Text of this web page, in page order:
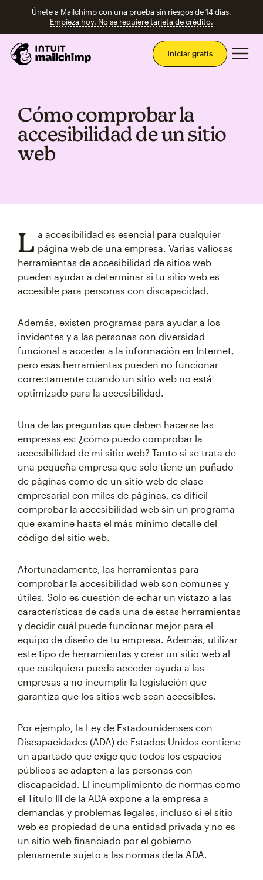
Únete a Mailchimp con una prueba sin riesgos de 14 días.
Empieza hoy. No se requiere tarjeta de crédito.
Iniciar gratis
Cómo comprobar la
accesibilidad de un sitio
web
L a accesibilidad es esencial para cualquier
página web de una empresa. Varias valiosas
herramientas de accesibilidad de sitios web
pueden ayudar a determinar si tu sitio web es
accesible para personas con discapacidad.
Además, existen programas para ayudar a los
invidentes y a las personas con diversidad
funcional a acceder a la información en Internet,
pero esas herramientas pueden no funcionar
correctamente cuando un sitio web no está
optimizado para la accesibilidad.
Una de las preguntas que deben hacerse las
empresas es: ¿cómo puedo comprobar la
accesibilidad de mi sitio web? Tanto si se trata de
una pequeña empresa que solo tiene un puñado
de páginas como de un sitio web de clase
empresarial con miles de páginas, es difícil
comprobar la accesibilidad web sin un programa
que examine hasta el más mínimo detalle del
código del sitio web.
Afortunadamente, las herramientas para
comprobar la accesibilidad web son comunes y
útiles. Solo es cuestión de echar un vistazo a las
características de cada una de estas herramientas
y decidir cuál puede funcionar mejor para el
equipo de diseño de tu empresa. Además, utilizar
este tipo de herramientas y crear un sitio web al
que cualquiera pueda acceder ayuda a las
empresas a no incumplir la legislación que
garantiza que los sitios web sean accesibles.
Por ejemplo, la Ley de Estadounidenses con
Discapacidades (ADA) de Estados Unidos contiene
un apartado que exige que todos los espacios
públicos se adapten a las personas con
discapacidad. El incumplimiento de normas como
el Título III de la ADA expone a la empresa a
demandas y problemas legales, incluso si el sitio
web es propiedad de una entidad privada y no es
un sitio web financiado por el gobierno
plenamente sujeto a las normas de la ADA.